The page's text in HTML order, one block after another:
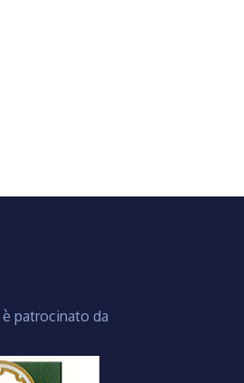
è patrocinato da